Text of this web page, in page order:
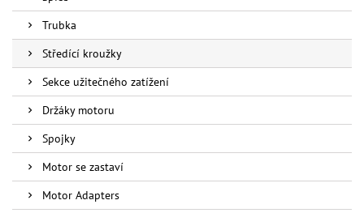
Trubka
Středící kroužky
Sekce užitečného zatížení
Držáky motoru
Spojky
Motor se zastaví
Motor Adapters